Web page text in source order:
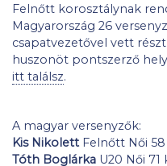
Felnőtt korosztálynak
Magyarország 26
csapatvezetővel vett
huszonöt pontszerző
itt találsz.
A magyar versenyzők:
Kis NikolettFelnőtt Női 58
Tóth Boglárka U20 Női